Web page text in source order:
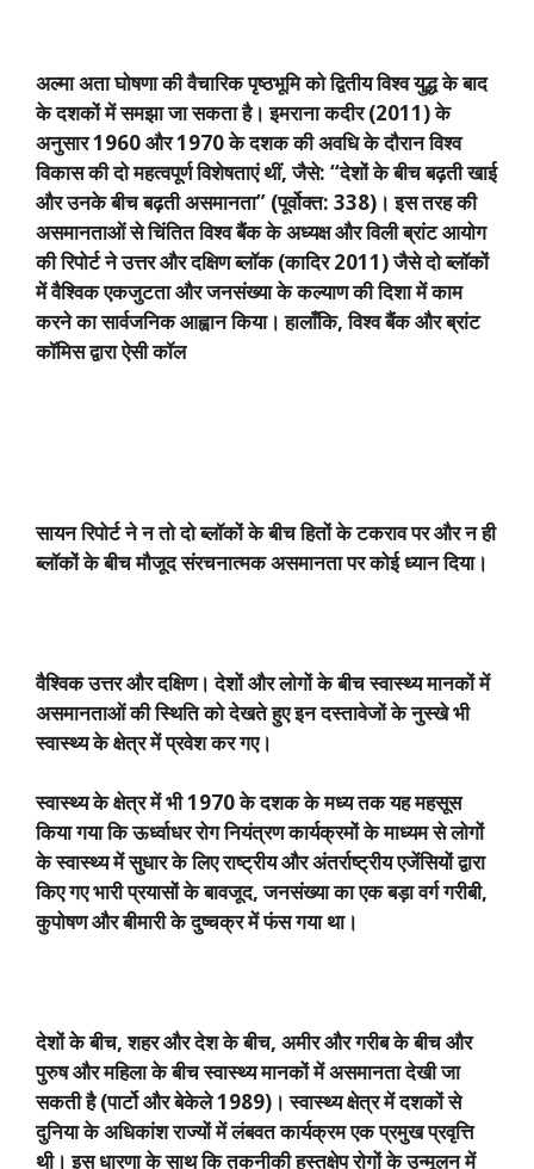
अल्मा अता घोषणा की वैचारिक पृष्ठभूमि को द्वितीय विश्व युद्ध के बाद
के दशकों में समझा जा सकता है। इमराना कदीर (2011)के
अनुसार1960और1970के दशक की अवधि के दौरान विश्व
विकास की दो महत्वपूर्ण विशेषताएं थीं,जैसे: “देशों के बीच बढ़ती खाई
और उनके बीच बढ़ती असमानता” (पूर्वोक्त: 338) । इस तरह की
असमानताओं से चिंतित विश्व बैंक के अध्यक्ष और विली ब्रांट आयोग
की रिपोर्ट ने उत्तर और दक्षिण ब्लॉक (कादिर2011)जैसे दो ब्लॉकों
में वैश्विक एकजुटता और जनसंख्या के कल्याण की दिशा में काम
करने का सार्वजनिक आह्वान किया। हालाँकि,विश्व बैंक और ब्रांट
कॉमिस द्वारा ऐसी कॉल
सायन रिपोर्ट ने न तो दो ब्लॉकों के बीच हितों के टकराव पर और न ही
ब्लॉकों के बीच मौजूद संरचनात्मक असमानता पर कोई ध्यान दिया।
वैश्विक उत्तर और दक्षिण। देशों और लोगों के बीच स्वास्थ्य मानकों में
असमानताओं की स्थिति को देखते हुए इन दस्तावेजों के नुस्खे भी
स्वास्थ्य के क्षेत्र में प्रवेश कर गए।
स्वास्थ्य के क्षेत्र में भी1970के दशक के मध्य तक यह महसूस
किया गया कि ऊर्ध्वाधर रोग नियंत्रण कार्यक्रमों के माध्यम से लोगों
के स्वास्थ्य में सुधार के लिए राष्ट्रीय और अंतर्राष्ट्रीय एजेंसियों द्वारा
किए गए भारी प्रयासों के बावजूद,जनसंख्या का एक बड़ा वर्ग गरीबी,
कुपोषण और बीमारी के दुष्चक्र में फंस गया था।
देशों के बीच,शहर और देश के बीच, अमीर और गरीब के बीच और
पुरुष और महिला के बीच स्वास्थ्य मानकों में असमानता देखी जा
सकती है (पार्टो और बेकेले1989) । स्वास्थ्य क्षेत्र में दशकों से
दुनिया के अधिकांश राज्यों में लंबवत कार्यक्रम एक प्रमुख प्रवृत्ति
थी। इस धारणा के साथ कि तकनीकी हस्तक्षेप रोगों के उन्मूलन में